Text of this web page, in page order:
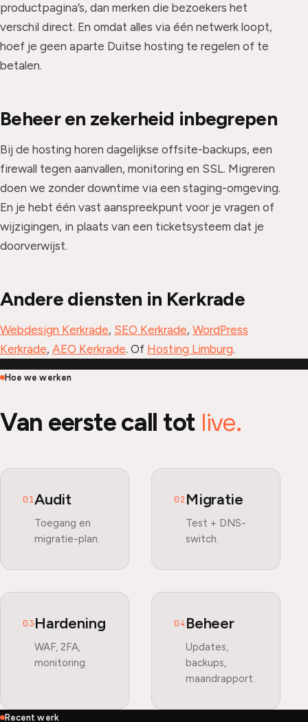
productpagina’s, dan merken die bezoekers het
verschil direct. En omdat alles via één netwerk loopt,
hoef je geen aparte Duitse hosting te regelen of te
betalen.
Beheer en zekerheid inbegrepen
Bij de hosting horen dagelijkse offsite-backups, een
firewall tegen aanvallen, monitoring en SSL. Migreren
doen we zonder downtime via een staging-omgeving.
En je hebt één vast aanspreekpunt voor je vragen of
wijzigingen, in plaats van een ticketsysteem dat je
doorverwijst.
Andere diensten in Kerkrade
Webdesign Kerkrade, SEO Kerkrade, WordPress
Kerkrade, AEO Kerkrade. Of Hosting Limburg.
Hoe we werken
Van eerste call tot live.
01Audit
Toegang en
migratie-plan.
02 Migratie
Test + DNS-
switch.
03Hardening
WAF, 2FA,
monitoring.
04 Beheer
Updates,
backups,
maandrapport.
Recent werk